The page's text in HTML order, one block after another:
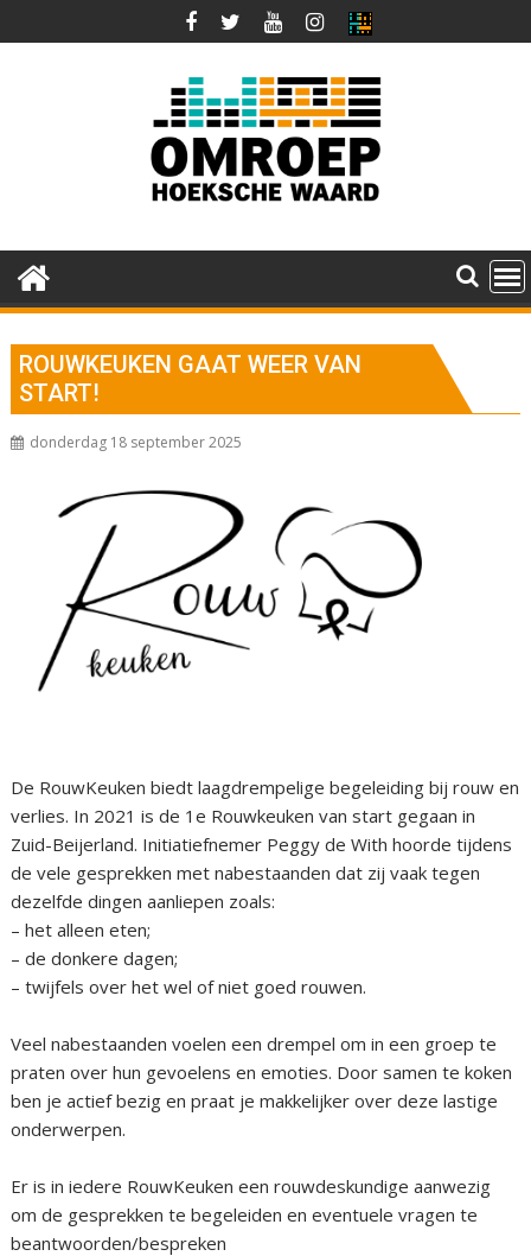
naar
ROUWKEUKEN GAAT WEER VAN
START!
donderdag 18 september 2025
De RouwKeuken biedt laagdrempelige begeleiding bij rouw en
verlies. In 2021 is de 1e Rouwkeuken van start gegaan in
Zuid-Beijerland. Initiatiefnemer Peggy de With hoorde tijdens
de vele gesprekken met nabestaanden dat zij vaak tegen
dezelfde dingen aanliepen zoals:
– het alleen eten;
– de donkere dagen;
– twijfels over het wel of niet goed rouwen.
Veel nabestaanden voelen een drempel om in een groep te
praten over hun gevoelens en emoties. Door samen te koken
ben je actief bezig en praat je makkelijker over deze lastige
onderwerpen.
Er is in iedere RouwKeuken een rouwdeskundige aanwezig
om de gesprekken te begeleiden en eventuele vragen te
beantwoorden/bespreken